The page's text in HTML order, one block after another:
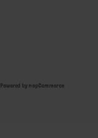
Powered by nopCommerce